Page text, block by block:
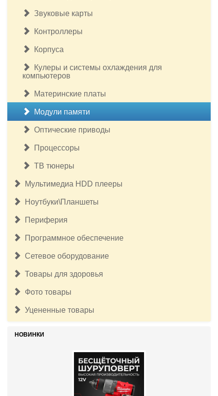
Звуковые карты
Контроллеры
Корпуса
Кулеры и системы охлаждения для
компьютеров
Материнские платы
Модули памяти
Оптические приводы
Процессоры
ТВ тюнеры
Мультимедиа HDD плееры
Ноутбуки\Планшеты
Периферия
Программное обеспечение
Сетевое оборудование
Товары для здоровья
Фото товары
Уцененные товары
НОВИНКИ